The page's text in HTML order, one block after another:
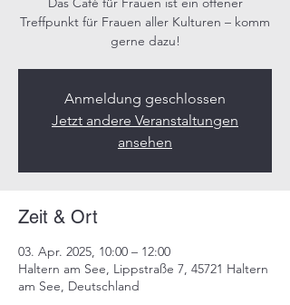
Treffpunkt für Frauen aller Kulturen – komm
gerne dazu!​
Anmeldung geschlossen
Jetzt andere Veranstaltungen
ansehen
Zeit & Ort
03. Apr. 2025, 10:00 – 12:00
Haltern am See, Lippstraße 7, 45721 Haltern
am See, Deutschland